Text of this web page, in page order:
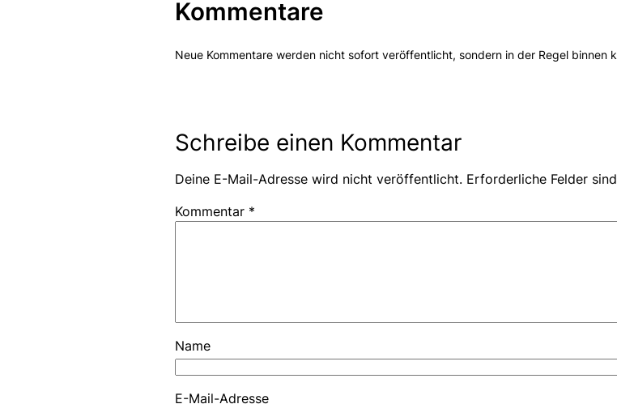
Kommentare
Neue Kommentare werden nicht sofort veröffentlicht, sondern in der Regel
Schreibe einen Kommentar
Deine E-Mail-Adresse wird nicht veröffentlicht. Erforderliche Felder
Kommentar *
Name
E-Mail-Adresse